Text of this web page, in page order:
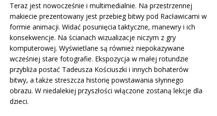
Teraz jest nowocześnie i multimedialnie. Na przestrzennej
makiecie prezentowany jest przebieg bitwy pod Racławicami w
formie animacji. Widać posunięcia taktyczne, manewry i ich
konsekwencje. Na ścianach wizualizacje niczym z gry
komputerowej. Wyświetlane są również niepokazywane
wcześniej stare fotografie. Ekspozycja w małej rotundzie
przybliża postać Tadeusza Kościuszki i innych bohaterów
bitwy, a także streszcza historię powstawania słynnego
obrazu. W niedalekiej przyszłości włączone zostaną lekcje dla
dzieci.